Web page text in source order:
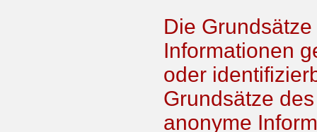
Die
Informationen
oder
Grundsätze
anonyme